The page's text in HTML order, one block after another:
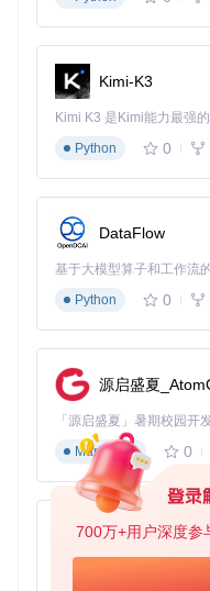
700万+用户深度参
主板
支持UEFI的
声卡
Realtek
网卡
4352
实战操作：四步完
启动OpCore Simplify后
一步就像为医生提供详
图2：OpCore Simplify
和路径信息
操作指南：
Windows用户：直接
Kimi-K3
Python
0
DataFlow
基于大模型算子和工作流
Python
0
源启盛夏
Markdown
0
py-xiaozhi